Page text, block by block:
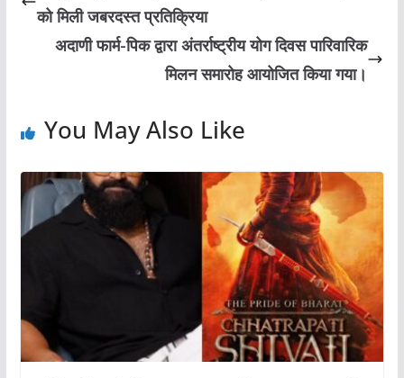
को मिली जबरदस्त प्रतिक्रिया
अदाणी फार्म-पिक द्वारा अंतर्राष्ट्रीय योग दिवस पारिवारिक
मिलन समारोह आयोजित किया गया।
You May Also Like